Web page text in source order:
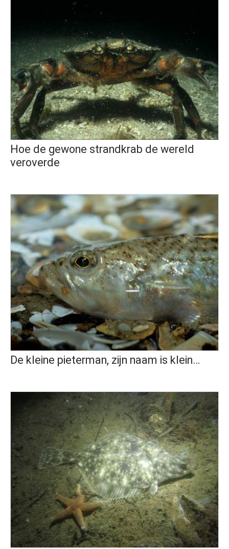
Hoe de gewone strandkrab de wereld
veroverde
De kleine pieterman, zijn naam is klein…